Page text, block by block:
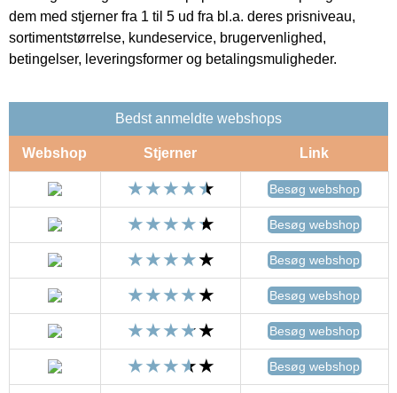
dem med stjerner fra 1 til 5 ud fra bl.a. deres prisniveau,
sortimentstørrelse, kundeservice, brugervenlighed,
betingelser, leveringsformer og betalingsmuligheder.
Bedst anmeldte webshops
Webshop Stjerner Link
Besøg webshop
Besøg webshop
Besøg webshop
Besøg webshop
Besøg webshop
Besøg webshop